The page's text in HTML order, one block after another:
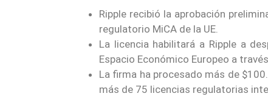
Ripple recibió la aprobación
regulatorio MiCA de la UE.
La licencia habilitará a Ripple a
Espacio Económico Europeo a
La firma ha procesado más de
más de 75 licencias regulatorias